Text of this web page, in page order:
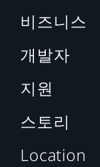
비즈니스
개발자
지원
스토리
Location